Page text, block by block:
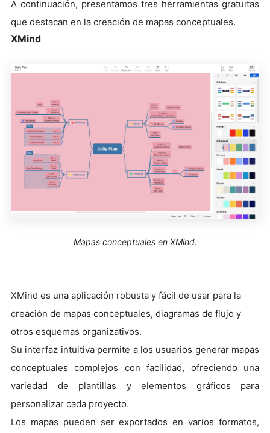
A continuación, presentamos tres herramientas gratuitas
que destacan en la creación de mapas conceptuales.
XMind
Mapas conceptuales en XMind.
XMind es una aplicación robusta y fácil de usar para la
creación de mapas conceptuales, diagramas de flujo y
otros esquemas organizativos.
Su interfaz intuitiva permite a los usuarios generar mapas
conceptuales complejos con facilidad, ofreciendo una
variedad de plantillas y elementos gráficos para
personalizar cada proyecto.
Los mapas pueden ser exportados en varios formatos,